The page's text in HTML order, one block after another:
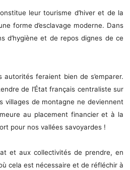
leur tourisme d’hiver et de la
forme d’esclavage moderne. Dans
d’hygiène et de repos dignes de ce
feraient bien de s’emparer.
de l’État français centraliste sur
villages de montagne ne deviennent
au placement financier et à la
pour nos vallées savoyardes !
et aux collectivités de prendre, en
cela est nécessaire et de réfléchir à